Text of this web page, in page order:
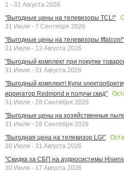
1 - 31 Августа 2026
"Выгодные цены на телевизоры TCL!"
31 Июля - 7 Сентября 2026
"Выгодные цены на телевизоры Iffalcon!"
31 Июля - 13 Августа 2026
"Выгодный комплект при покупке
31 Июля - 31 Августа 2026
"Выгодный комплект! Купи
ирригатор Redmond и получи скид"
31 Июля - 28 Сентября 2026
"Выгодные цены на хозяйственные
31 Июля - 28 Сентября 2026
"Выгодная цена на телевизор LG!"
30 Июля - 31 Августа 2026
"Скидка за СБП на аудиосистемы
30 Июля - 17 Августа 2026